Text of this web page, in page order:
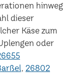
hinweg
dieser
Käse zum
oder
26802